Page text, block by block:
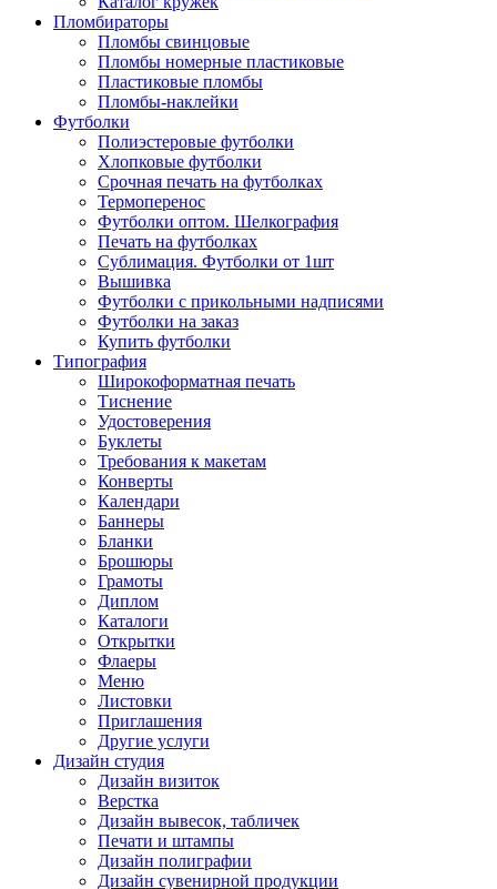
Пломбираторы
Пломбы свинцовые
Пломбы номерные пластиковые
Пластиковые пломбы
Пломбы-наклейки
Футболки
Полиэстеровые футболки
Хлопковые футболки
Срочная печать на футболках
Термоперенос
Футболки оптом. Шелкография
Печать на футболках
Сублимация. Футболки от 1шт
Вышивка
Футболки с прикольными надписями
Футболки на заказ
Купить футболки
Типография
Широкоформатная печать
Тиснение
Удостоверения
Буклеты
Требования к макетам
Конверты
Календари
Баннеры
Бланки
Брошюры
Грамоты
Диплом
Каталоги
Открытки
Флаеры
Меню
Листовки
Приглашения
Другие услуги
Дизайн студия
Дизайн визиток
Верстка
Дизайн вывесок, табличек
Печати и штампы
Дизайн полиграфии
Дизайн сувенирной продукции